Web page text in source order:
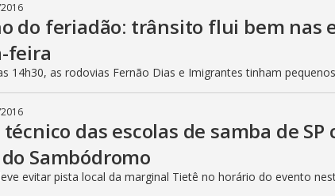
do feriadão: trânsito flui bem nas
feira
14h30, as rodovias Fernão Dias e Imigrantes tinham
técnico das escolas de samba de
Sambódromo
evitar pista local da marginal Tietê no horário do evento